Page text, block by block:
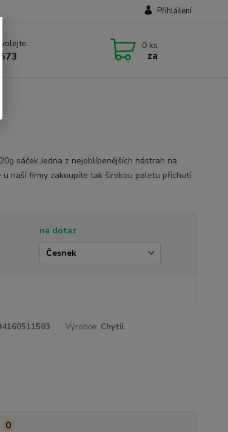
Přihlášení
0 ks
za
sáček Jedna z nejoblíbenějších nástrah na
u naší firmy zakoupíte tak širokou paletu příchutí.
na dotaz
Výrobce: Chytil
0